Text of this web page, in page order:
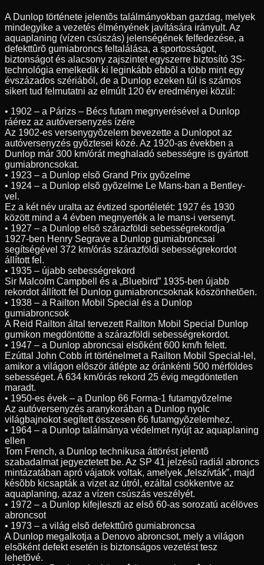
A Dunlop története jelentõs találmányokban gazdag, melyek
mindegyike a vezetés élményének javítására irányult. Az
aquaplaning (vízen csúszás) jelenségének felfedezése, a
defekttûrõ gumiabroncs feltalálása, a sportosságot,
biztonságot és alacsony zajszintet egyszerre biztosító 3S-
technológia emelkedik ki leginkább ebbõl a több mint egy
évszázados szériából, de a Dunlop ezeken túl is számos
sikert tud felmutatni az elmúlt 120 év eredményei közül:
• 1902 – a Párizs – Bécs futam megnyerésével a Dunlop
ráérez az autóversenyzés ízére
Az 1902-es versenygyõzelem bevezette a Dunlopot az
autóversenyzés gyõztesei közé. Az 1920-as években a
Dunlop már 300 km/órát meghaladó sebességre is gyártott
gumiabroncsokat.
• 1923 – a Dunlop elsõ Grand Prix gyõzelme
• 1924 – a Dunlop elsõ gyõzelme Le Mans-ban a Bentley-
vel.
Ez a két név uralta az évtized sportéletét: 1927 és 1930
között mind a 4 évben megnyerték a le mans-i versenyt.
• 1927 – a Dunlop elsõ szárazföldi sebességrekordja
1927-ben Henry Segrave a Dunlop gumiabroncsai
segítségével 372 km/órás szárazföldi sebességrekordot
állított fel.
• 1935 – újabb sebességrekord
Sir Malcolm Campbell és a „Bluebird” 1935-ben újabb
rekordot állított fel Dunlop gumiabroncsoknak köszönhetõen.
• 1938 – a Railton Mobil Special és a Dunlop
gumiabroncsok
A Reid Railton által tervezett Railton Mobil Special Dunlop
gumikon megdöntötte a szárazföldi sebességrekordot.
• 1947 – a Dunlop abroncsai elsõként 600 km/h felett.
Ezúttal John Cobb írt történelmet a Railton Mobil Special-lel,
amikor a világon elõször átlépte az óránkénti 500 mérföldes
sebességet. A 634 km/órás rekord 25 évig megdöntetlen
maradt.
• 1950-es évek – a Dunlop 66 Forma-1 futamgyõzelme
Az autóversenyzés aranykorában a Dunlop nyolc
világbajnokot segített összesen 66 futamgyõzelemhez.
• 1964 – a Dunlop találmánya védelmet nyújt az aquaplaning
ellen
Tom French, a Dunlop technikusa áttörést jelentõ
szabadalmat jegyeztetett be. Az SP 41 jelzésû radiál abroncs
mintázatában apró vájatok voltak, amelyek „felszívták”, majd
késõbb kicsapták a vizet az útról, ezáltal csökkentve az
aquaplaning, azaz a vízen csúszás veszélyét.
• 1972 – a Dunlop kifejleszti az elsõ 60-as sorozatú acélöves
abroncsot
• 1973 – a világ elsõ defekttûrõ gumiabroncsa
A Dunlop megalkotja a Denovo abroncsot, mely a világon
elsõként defekt esetén is biztonságos vezetést tesz
lehetõvé.